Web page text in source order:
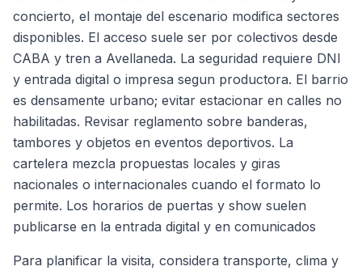
concierto, el montaje del escenario modifica sectores
disponibles. El acceso suele ser por colectivos desde
CABA y tren a Avellaneda. La seguridad requiere DNI
y entrada digital o impresa segun productora. El barrio
es densamente urbano; evitar estacionar en calles no
habilitadas. Revisar reglamento sobre banderas,
tambores y objetos en eventos deportivos. La
cartelera mezcla propuestas locales y giras
nacionales o internacionales cuando el formato lo
permite. Los horarios de puertas y show suelen
publicarse en la entrada digital y en comunicados
Para planificar la visita, considera transporte, clima y